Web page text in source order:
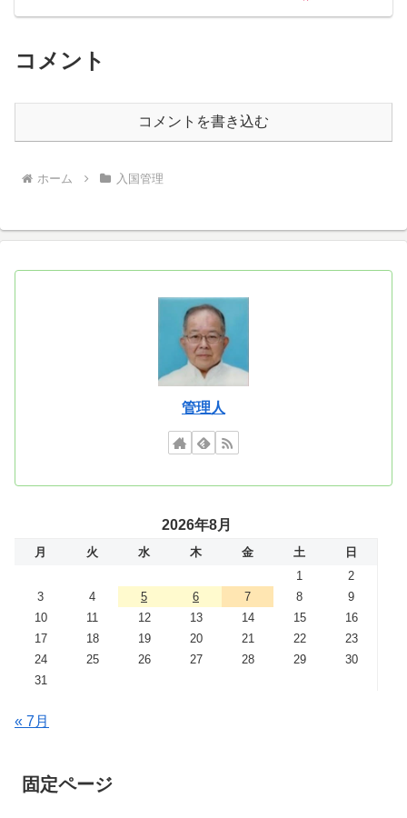
コメント
コメントを書き込む
ホーム 入国管理
管理人
2026年8月
月 火 水 木 金 土
日
1
2
3
4 5 6 7 8
9
10
11 12 13 14 15
16
17
18 19 20 21 22
23
24
25 26 27 28 29
30
31
« 7月
固定ページ